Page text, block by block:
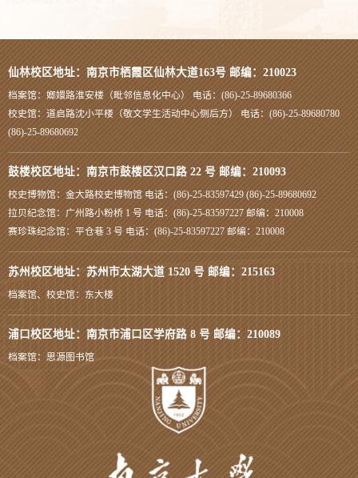
仙林校区地址：南京市栖霞区仙林大道163号 邮编：210023
档案馆：嫏嬛路淮安楼（毗邻信息化中心） 电话：(86)-25-89680366
校史馆：道启路沈小平楼（敬文学生活动中心侧后方） 电话：(86)-25-89680780
(86)-25-89680692
鼓楼校区地址：南京市鼓楼区汉口路 22 号 邮编：210093
校史博物馆：金大路校史博物馆 电话：(86)-25-83597429 (86)-25-89680692
拉贝纪念馆：广州路小粉桥 1 号 电话：(86)-25-83597227 邮编：210008
赛珍珠纪念馆：平仓巷 3 号 电话：(86)-25-83597227 邮编：210008
苏州校区地址：苏州市太湖大道 1520 号 邮编：215163
档案馆、校史馆：东大楼
浦口校区地址：南京市浦口区学府路 8 号 邮编：210089
档案馆：思源图书馆